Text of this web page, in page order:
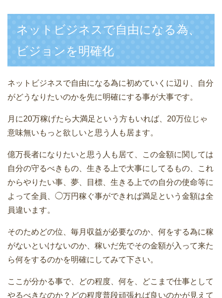
ネットビジネスで自由になる為、
ビジョンを明確化
ネットビジネスで自由になる為に初めていくに辺り、自分
がどうなりたいのかを先に明確にする事が大事です。
月に20万稼げたら大満足という方もいれば、20万位じゃ
意味無いもっと欲しいと思う人も居ます。
億万長者になりたいと思う人も居て、この金額に関しては
自分の守るべきもの、生きる上で大事にしてるもの、これ
からやりたい事、夢、目標、生きる上での自分の使命等に
よって全員、◯万円稼ぐ事ができれば満足という金額は全
員違います。
そのためどの位、毎月収益が必要なのか、何をする為に稼
がないといけないのか、稼いだ先でその金額が入って来た
ら何をするのかを明確にしてみて下さい。
ここが分かる事で、どの程度、何を、どこまで仕事として
やるべきなのか？どの程度普段頑張れば良いのかが見えて